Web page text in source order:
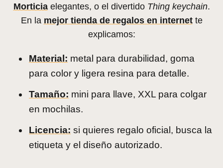
Morticiaelegantes, o el divertido Thing keychain.
En la mejor tienda de regalos en internette
explicamos:
Material: metal para durabilidad, goma
para color y ligera resina para detalle.
Tamaño: mini para llave, XXL para colgar
en mochilas.
Licencia: si quieres regalo oficial, busca la
etiqueta y el diseño autorizado.